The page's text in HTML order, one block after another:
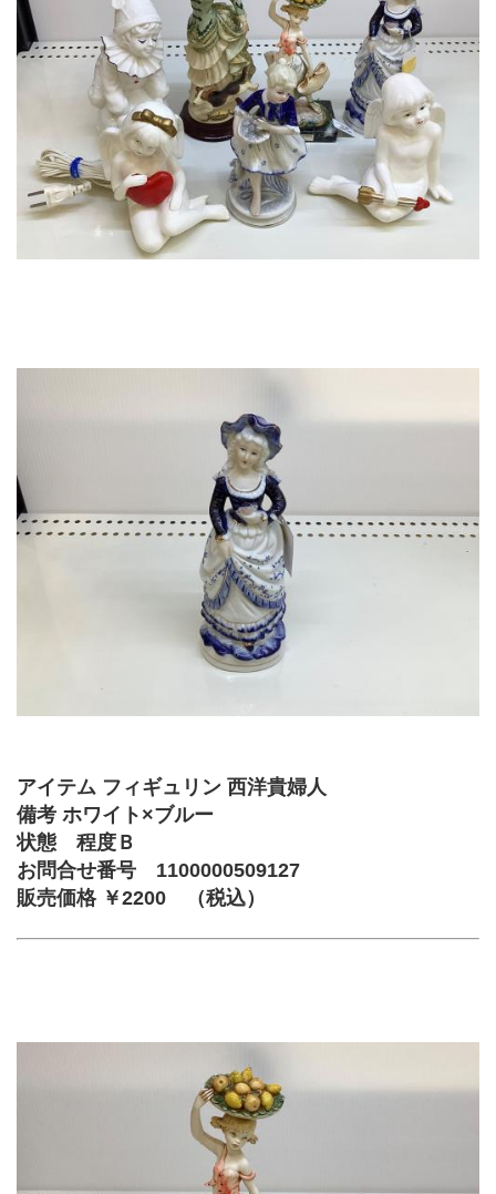
アイテム フィギュリン 西洋貴婦人
備考 ホワイト×ブルー
状態　程度Ｂ
お問合せ番号 1100000509127
販売価格 ￥2200　（税込）